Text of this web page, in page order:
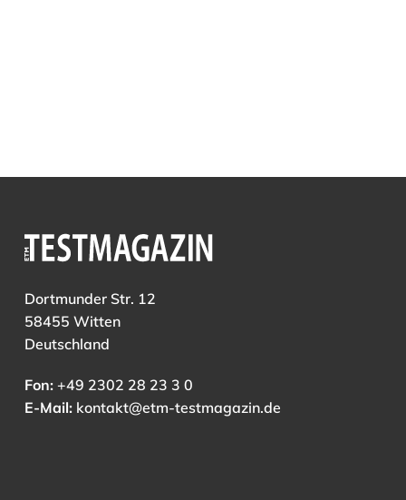
Dortmunder Str. 12
58455 Witten
Deutschland
Fon:+49 2302 28 23 3 0
E-Mail: kontakt@etm-testmagazin.de